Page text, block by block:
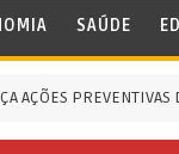
SAÚDE
PREVENTIVAS